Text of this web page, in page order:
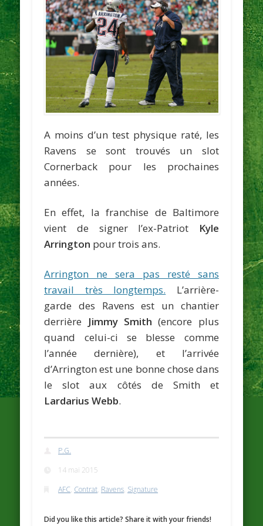
A moins d’un test physique raté, les
Ravens se sont trouvés un slot
Cornerback pour les prochaines
années.
En effet, la franchise de Baltimore
vient de signer l’ex-Patriot Kyle
Arrington pour trois ans.
Arrington ne sera pas resté sans
travail très longtemps. L’arrière-
garde des Ravens est un chantier
derrière
Jimmy Smith (encore plus
quand celui-ci se blesse comme
l’année dernière), et l’arrivée
d’Arrington est une bonne chose dans
le slot aux côtés de Smith et
Lardarius Webb.
P.G.
14 mai 2015
AFC, Contrat, Ravens, Signature
Did you like this article? Share it with your friends!